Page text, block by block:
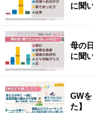
に聞
母の
に聞
GW
た】